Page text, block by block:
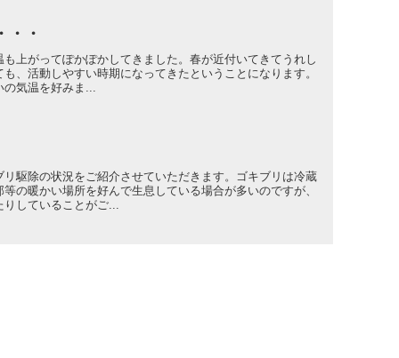
・・
上がってぽかぽかしてきました。春が近付いてきてうれし
、活動しやすい時期になってきたということになります。
気温を好みま...
駆除の状況をご紹介させていただきます。ゴキブリは冷蔵
の暖かい場所を好んで生息している場合が多いのですが、
していることがご...